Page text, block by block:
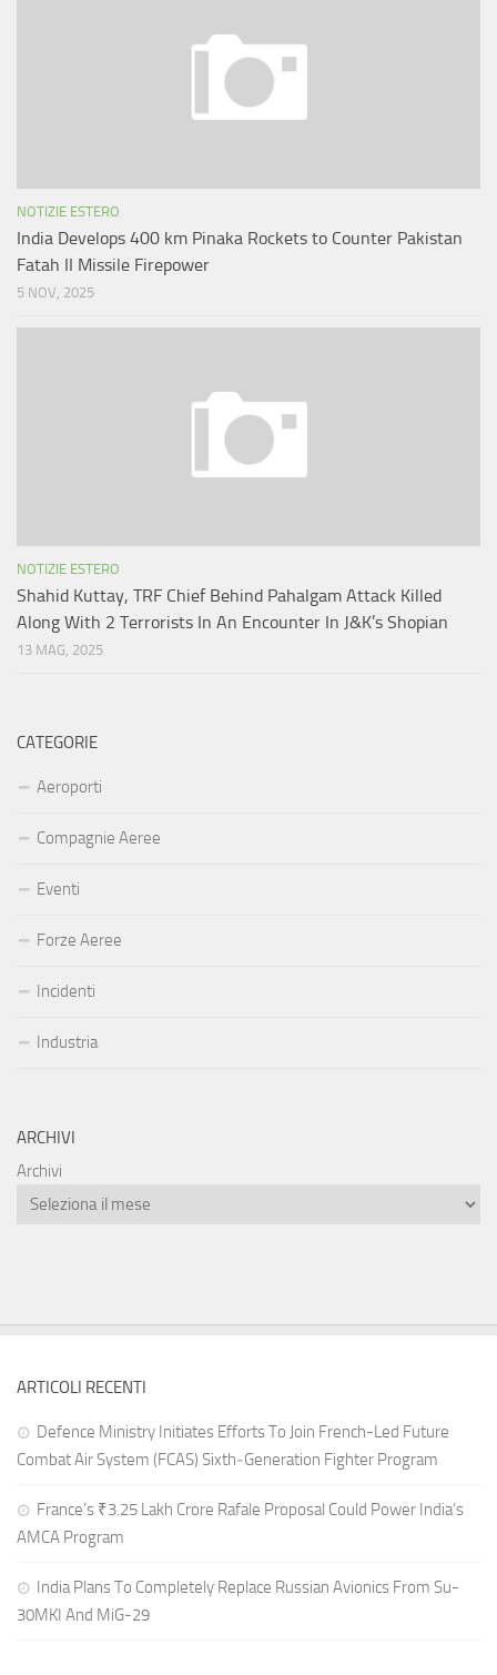
NOTIZIE ESTERO
India Develops 400 km Pinaka Rockets to Counter Pakistan
Fatah II Missile Firepower
5 NOV, 2025
NOTIZIE ESTERO
Shahid Kuttay, TRF Chief Behind Pahalgam Attack Killed
Along With 2 Terrorists In An Encounter In J&K’s Shopian
13 MAG, 2025
CATEGORIE
Aeroporti
Compagnie Aeree
Eventi
Forze Aeree
Incidenti
Industria
ARCHIVI
Archivi
ARTICOLI RECENTI
Defence Ministry Initiates Efforts To Join French-Led Future
Combat Air System (FCAS) Sixth‑Generation Fighter Program
France’s ₹3.25 Lakh Crore Rafale Proposal Could Power India’s
AMCA Program
India Plans To Completely Replace Russian Avionics From Su-
30MKI And MiG-29